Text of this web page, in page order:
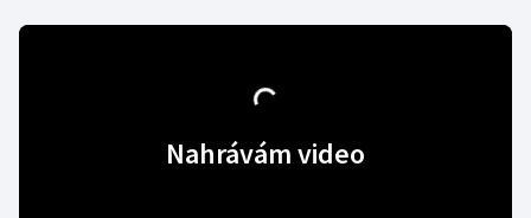
Nahrávám video